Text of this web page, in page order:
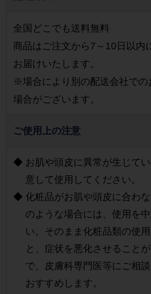
全国どこでも送料無料
商品はご注文から7～10日以内
お届けいたします。
※場合により別の配送会社での
場合がございます。
ご使用上の注意
お肌や頭皮に異常が生じて
意して使用してください。
化粧品がお肌や頭皮に合わ
のような場合には、使用を
い。そのまま化粧品類の使
と、症状を悪化させること
で、皮膚科専門医等にご相
おすすめします。